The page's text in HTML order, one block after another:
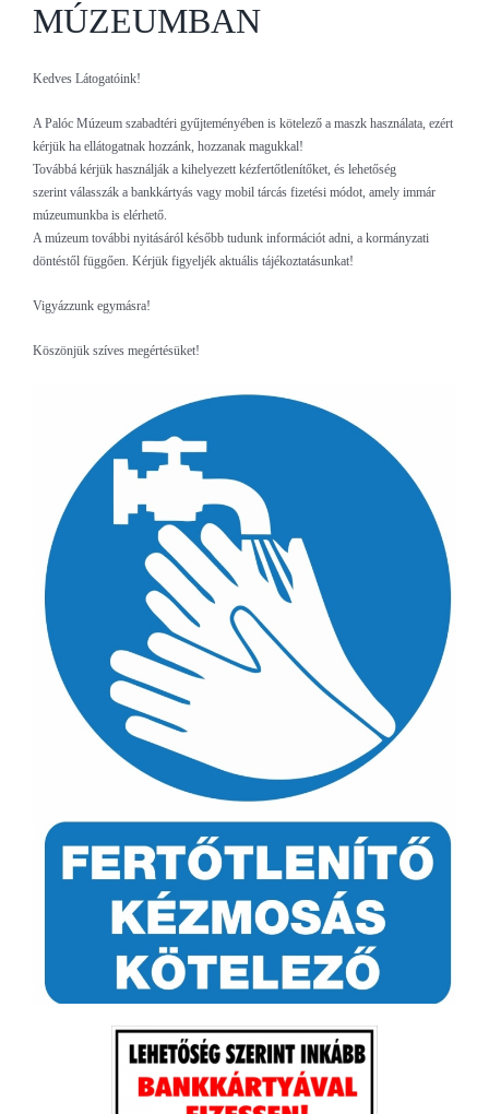
MÚZEUMBAN
Kedves Látogatóink!
A Palóc Múzeum szabadtéri gyűjteményében is kötelező a maszk használata, ezért
kérjük ha ellátogatnak hozzánk, hozzanak magukkal!
Továbbá kérjük használják a kihelyezett kézfertőtlenítőket, és lehetőség
szerint válasszák a bankkártyás vagy mobil tárcás fizetési módot, amely immár
múzeumunkba is elérhető.
A múzeum további nyitásáról később tudunk információt adni, a kormányzati
döntéstől függően. Kérjük figyeljék aktuális tájékoztatásunkat!
Vigyázzunk egymásra!
Köszönjük szíves megértésüket!